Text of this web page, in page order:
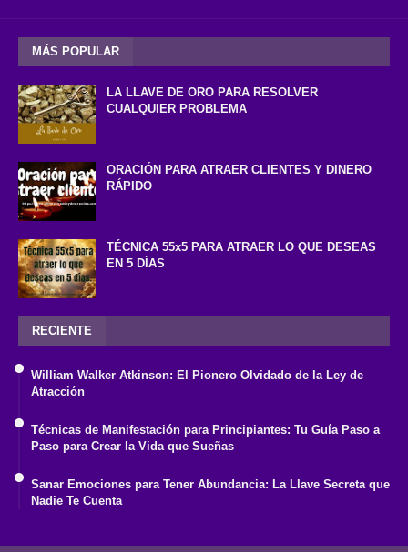
MÁS POPULAR
LA LLAVE DE ORO PARA RESOLVER
CUALQUIER PROBLEMA
ORACIÓN PARA ATRAER CLIENTES Y DINERO
RÁPIDO
TÉCNICA 55x5 PARA ATRAER LO QUE DESEAS
EN 5 DÍAS
RECIENTE
William Walker Atkinson: El Pionero Olvidado de la Ley de
Atracción
Técnicas de Manifestación para Principiantes: Tu Guía Paso a
Paso para Crear la Vida que Sueñas
Sanar Emociones para Tener Abundancia: La Llave Secreta que
Nadie Te Cuenta